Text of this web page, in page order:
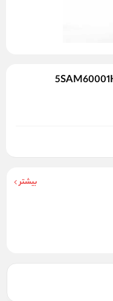
بیشتر